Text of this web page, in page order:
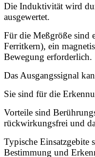
Die Induktivität wird
ausgewertet.
Für die Meßgröße sind
Ferritkern), ein
Bewegung erforderlich.
Das Ausgangssignal
Sie sind für die
Vorteile sind
rückwirkungsfrei und
Typische Einsatzgebite
Bestimmung und